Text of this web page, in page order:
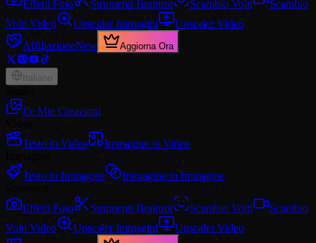
Effetti Foto
Strumenti Brainrot Scambio Volti
Scambio
Volti Video
Upscaler Immagini
Upscaler Video
AffiliazioneNew Aggiorna Ora
Italiano
Le Mie Creazioni
Testo in Video
Immagine in Video
Testo in Immagine
Immagine in Immagine
Effetti Foto
Strumenti Brainrot Scambio Volti
Scambio
Volti Video
Upscaler Immagini
Upscaler Video